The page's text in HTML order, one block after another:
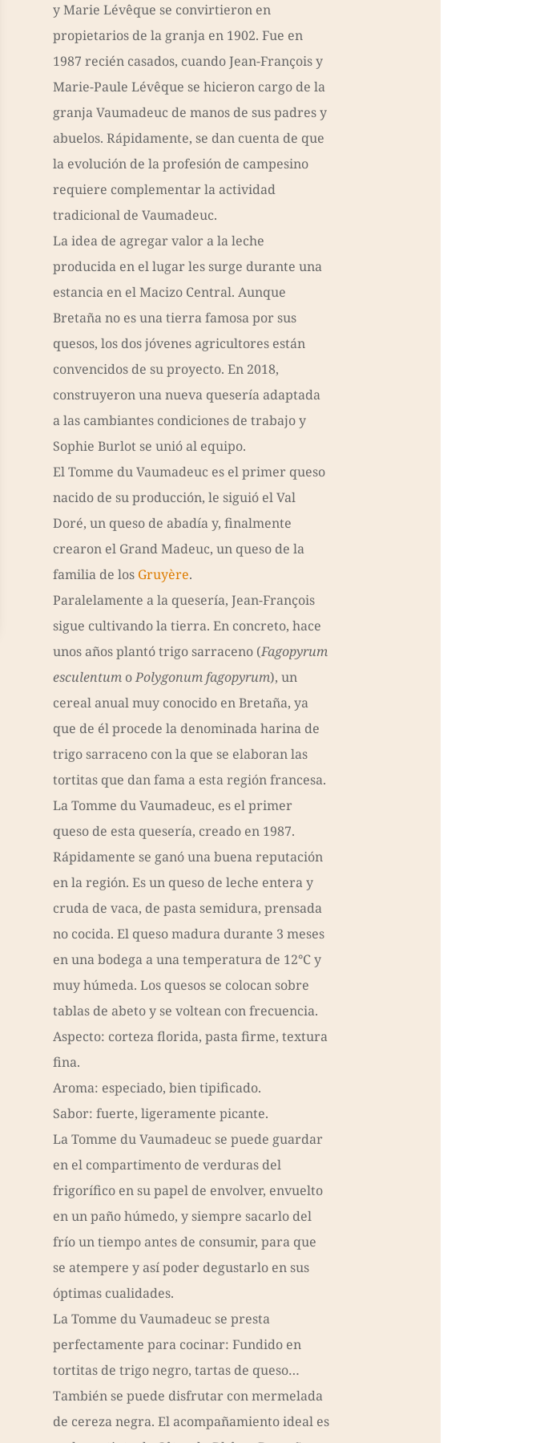
y Marie Lévêque se convirtieron en
propietarios de la granja en 1902. Fue en
1987 recién casados, cuando Jean-François y
Marie-Paule Lévêque se hicieron cargo de la
granja Vaumadeuc de manos de sus padres y
abuelos. Rápidamente, se dan cuenta de que
la evolución de la profesión de campesino
requiere complementar la actividad
tradicional de Vaumadeuc.
La idea de agregar valor a la leche
producida en el lugar les surge durante una
estancia en el Macizo Central. Aunque
Bretaña no es una tierra famosa por sus
quesos, los dos jóvenes agricultores están
convencidos de su proyecto. En 2018,
construyeron una nueva quesería adaptada
a las cambiantes condiciones de trabajo y
Sophie Burlot se unió al equipo.
El Tomme du Vaumadeuc es el primer queso
nacido de su producción, le siguió el Val
Doré, un queso de abadía y, finalmente
crearon el Grand Madeuc, un queso de la
familia de los Gruyère.
Paralelamente a la quesería, Jean-François
sigue cultivando la tierra. En concreto, hace
unos años plantó trigo sarraceno (Fagopyrum
esculentumoPolygonum fagopyrum), un
cereal anual muy conocido en Bretaña, ya
que de él procede la denominada harina de
trigo sarraceno con la que se elaboran las
tortitas que dan fama a esta región francesa.
La Tomme du Vaumadeuc, es el primer
queso de esta quesería, creado en 1987.
Rápidamente se ganó una buena reputación
en la región. Es un queso de leche entera y
cruda de vaca, de pasta semidura, prensada
no cocida. El queso madura durante 3 meses
en una bodega a una temperatura de 12°C y
muy húmeda. Los quesos se colocan sobre
tablas de abeto y se voltean con frecuencia.
Aspecto: corteza florida, pasta firme, textura
fina.
Aroma: especiado, bien tipificado.
Sabor: fuerte, ligeramente picante.
La Tomme du Vaumadeuc se puede guardar
en el compartimento de verduras del
frigorífico en su papel de envolver, envuelto
en un paño húmedo, y siempre sacarlo del
frío un tiempo antes de consumir, para que
se atempere y así poder degustarlo en sus
óptimas cualidades.
La Tomme du Vaumadeuc se presta
perfectamente para cocinar: Fundido en
tortitas de trigo negro, tartas de queso…
También se puede disfrutar con mermelada
de cereza negra. El acompañamiento ideal es